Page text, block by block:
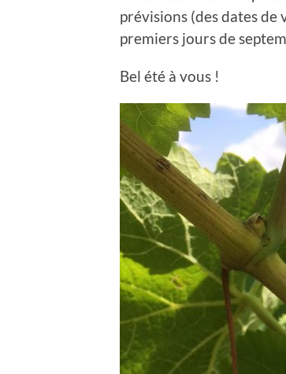
prévisions (des dates de
premiers jours de
Bel été à vous !